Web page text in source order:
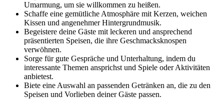
Umarmung, um sie willkommen zu heißen.
Schaffe eine gemütliche Atmosphäre mit Kerzen, weichen
Kissen und angenehmer Hintergrundmusik.
Begeistere deine Gäste mit leckeren und ansprechend
präsentierten Speisen, die ihre Geschmacksknospen
verwöhnen.
Sorge für gute Gespräche und Unterhaltung, indem du
interessante Themen ansprichst und Spiele oder Aktivitäten
anbietest.
Biete eine Auswahl an passenden Getränken an, die zu den
Speisen und Vorlieben deiner Gäste passen.